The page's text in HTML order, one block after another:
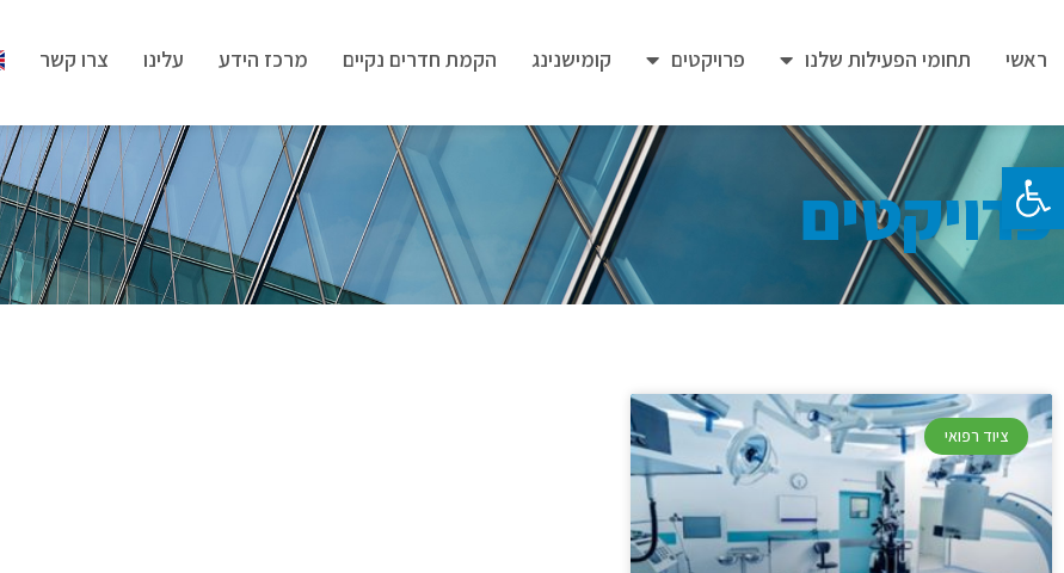
פתח סרגל נגישות
ראשי תחומי הפעילות שלנו פרויקטים קומישנינג הקמת חדרים נקיים מרכז הידע עלינו צרו קשר
פרויקטים
ציוד רפואי